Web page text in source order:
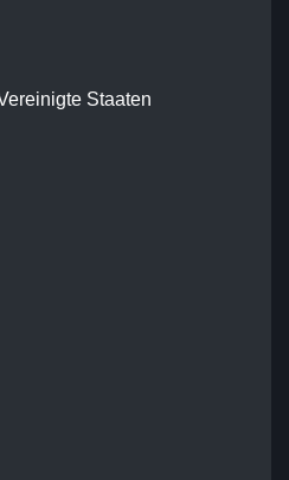
Staaten